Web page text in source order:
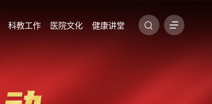
科教工作 医院文化 健康讲堂